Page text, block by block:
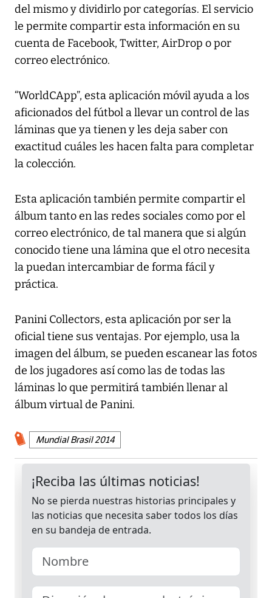
del mismo y dividirlo por categorías. El servicio
le permite compartir esta información en su
cuenta de Facebook, Twitter, AirDrop o por
correo electrónico.
“WorldCApp”, esta aplicación móvil ayuda a los
aficionados del fútbol a llevar un control de las
láminas que ya tienen y les deja saber con
exactitud cuáles les hacen falta para completar
la colección.
Esta aplicación también permite compartir el
álbum tanto en las redes sociales como por el
correo electrónico, de tal manera que si algún
conocido tiene una lámina que el otro necesita
la puedan intercambiar de forma fácil y
práctica.
Panini Collectors, esta aplicación por ser la
oficial tiene sus ventajas. Por ejemplo, usa la
imagen del álbum, se pueden escanear las fotos
de los jugadores así como las de todas las
láminas lo que permitirá también llenar al
álbum virtual de Panini.
Mundial Brasil 2014